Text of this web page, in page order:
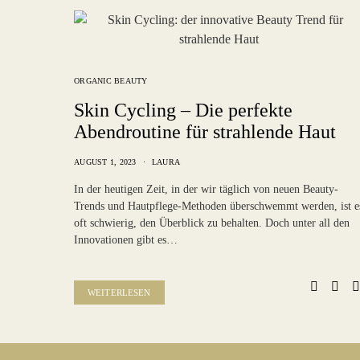
ORGANIC BEAUTY
Skin Cycling – Die perfekte
Abendroutine für strahlende Haut
AUGUST 1, 2023 LAURA
In der heutigen Zeit, in der wir täglich von neuen Beauty-
Trends und Hautpflege-Methoden überschwemmt werden, ist
oft schwierig, den Überblick zu behalten. Doch unter all den
Innovationen gibt es…
WEITERLESEN